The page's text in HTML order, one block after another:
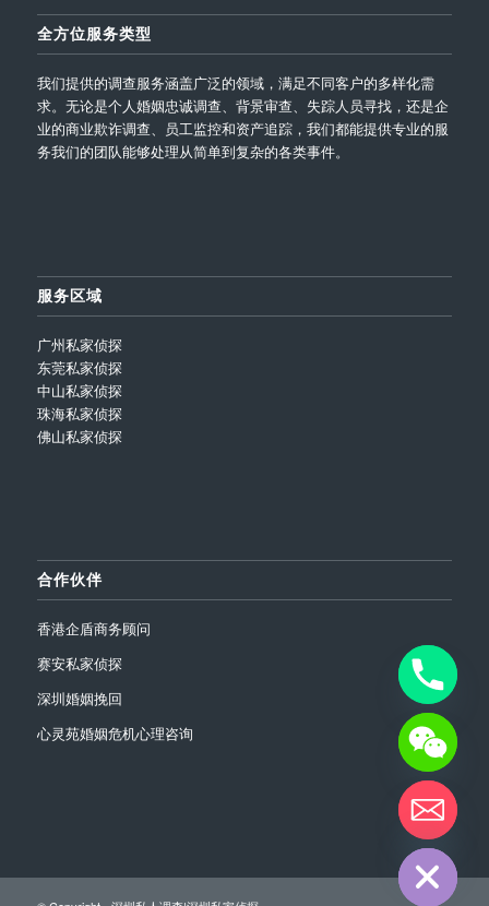
全方位服务类型
我们提供的调查服务涵盖广泛的领域，满足不同客户的多样化需
求。无论是个人婚姻忠诚调查、背景审查、失踪人员寻找，还是企
业的商业欺诈调查、员工监控和资产追踪，我们都能提供专业的服
务我们的团队能够处理从简单到复杂的各类事件。
服务区域
广州私家侦探
东莞私家侦探
中山私家侦探
珠海私家侦探
佛山私家侦探
合作伙伴
香港企盾商务顾问
赛安私家侦探
深圳婚姻挽回
心灵苑婚姻危机心理咨询
Hide
chaty